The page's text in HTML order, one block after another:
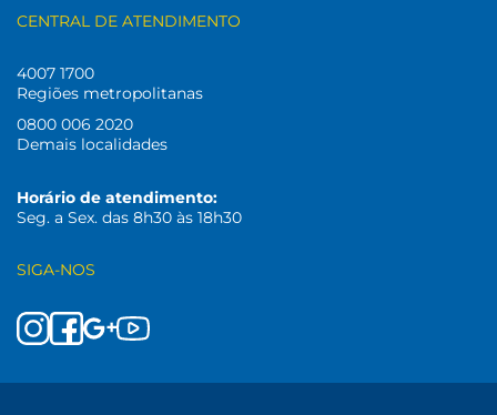
CENTRAL DE ATENDIMENTO
4007 1700
Regiões metropolitanas
0800 006 2020
Demais localidades
Horário de atendimento:
Seg. a Sex. das 8h30 às 18h30
SIGA-NOS